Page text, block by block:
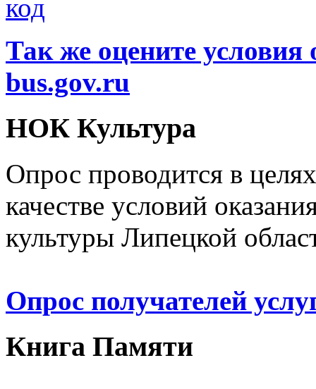
Так же оцените условия
bus.gov.ru
НОК Культура
Опрос проводится в
качестве условий
культуры Липецкой
Опрос получателей
Книга Памяти